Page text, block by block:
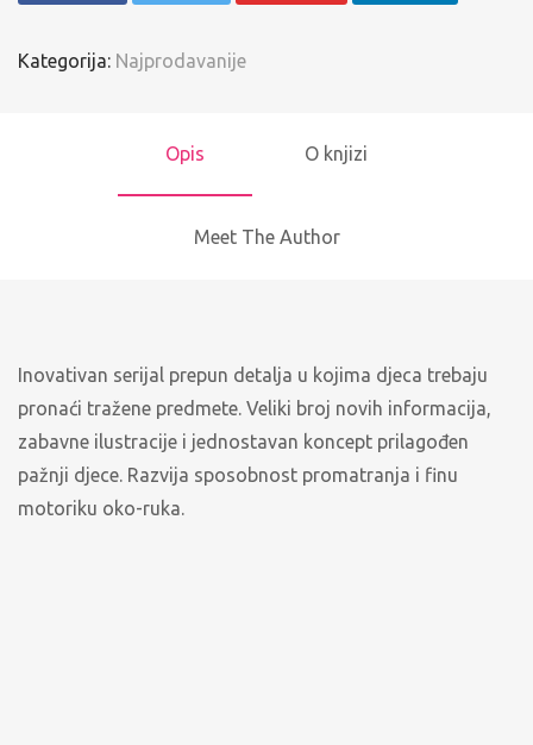
Kategorija: Najprodavanije
Opis O knjizi
Meet The Author
Inovativan serijal prepun detalja u kojima djeca trebaju
pronaći tražene predmete. Veliki broj novih informacija,
zabavne ilustracije i jednostavan koncept prilagođen
pažnji djece. Razvija sposobnost promatranja i finu
motoriku oko-ruka.